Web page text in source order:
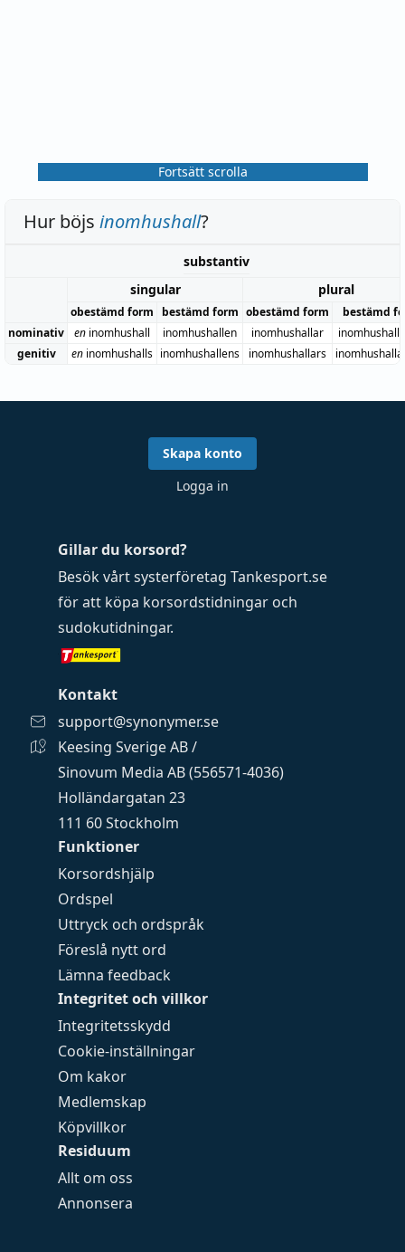
Fortsätt scrolla
Hur böjs inomhushall?
substantiv
singular
plural
obestämd form bestämd form obestämd form
bestämd
nominativ
en inomhushall inomhushallen inomhushallar
genitiv
en inomhushalls inomhushallens inomhushallars
Funktioner
Korsordshjälp
Ordspel
Uttryck och ordspråk
Föreslå nytt ord
Lämna feedback
Integritet och villkor
Integritetsskydd
Cookie-inställningar
Om kakor
Medlemskap
Köpvillkor
Residuum
Allt om oss
Annonsera
Gillar du korsord?
Besök vårt systerföretag Tankesport.se
för att köpa korsordstidningar och
sudokutidningar.
Kontakt
support@synonymer.se
Keesing Sverige AB /
Sinovum Media AB (556571-4036)
Holländargatan 23
111 60 Stockholm
Skapa konto
Logga in